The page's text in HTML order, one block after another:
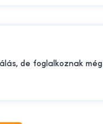
de foglalkoznak még